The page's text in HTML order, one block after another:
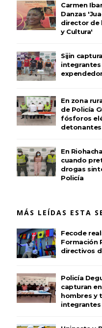
Carmen
Danzas
director de
y Cultura'
Sijin
integrantes
En zona
de Policía
fósforos
detonantes
En
cuando
drogas
Policía
MÁS LEÍDAS ESTA
Fecode
Formación
directivos
Policía
capturan
hombres y
integrantes